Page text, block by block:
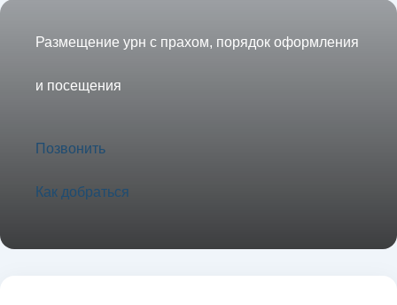
Размещение урн с прахом, порядок оформления
и посещения
Позвонить
Как добраться